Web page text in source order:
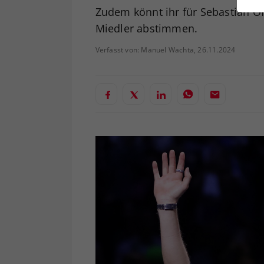
Zudem könnt ihr für Sebastian
Miedler abstimmen.
Verfasst von: Manuel Wachta, 26.11.2024